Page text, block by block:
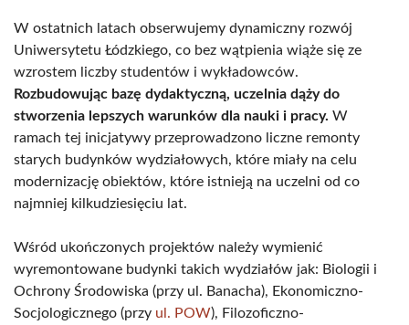
W ostatnich latach obserwujemy dynamiczny rozwój
Uniwersytetu Łódzkiego, co bez wątpienia wiąże się ze
wzrostem liczby studentów i wykładowców.
Rozbudowując bazę dydaktyczną, uczelnia dąży do
stworzenia lepszych warunków dla nauki i pracy. W
ramach tej inicjatywy przeprowadzono liczne remonty
starych budynków wydziałowych, które miały na celu
modernizację obiektów, które istnieją na uczelni od co
najmniej kilkudziesięciu lat.
Wśród ukończonych projektów należy wymienić
wyremontowane budynki takich wydziałów jak: Biologii i
Ochrony Środowiska (przy ul. Banacha), Ekonomiczno-
Socjologicznego (przy ul. POW), Filozoficzno-